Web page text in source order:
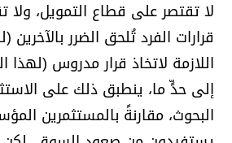
مواقيت الصلاة
الأحوال الجوية
لا تقتصر على قطاع التمويل،
قرارات الفرد تُلحق الضرر
اللازمة لاتخاذ قرار مدروس
إلى حدٍّ ما، ينطبق ذلك على
البحوث، مقارنةً بالمستثمرين